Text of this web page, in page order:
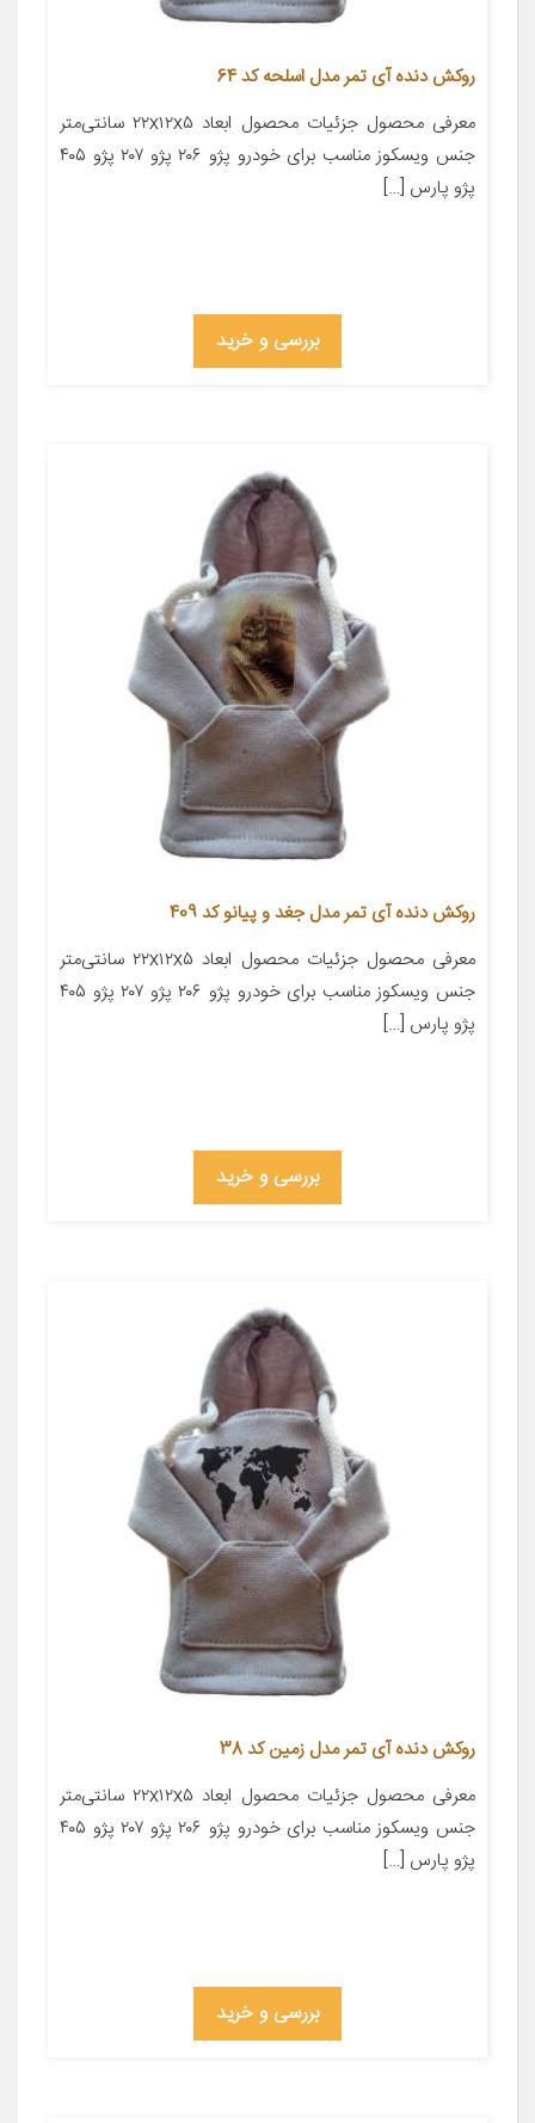
روکش دنده آی تمر مدل اسلحه کد 64
معرفی محصول جزئیات محصول ابعاد ۲۲x۱۲x۵ سانتی‌متر
جنس ویسکوز مناسب برای خودرو پژو ۲۰۶ پژو ۲۰۷ پژو ۴۰۵
پژو پارس […]
بررسی و خرید
روکش دنده آی تمر مدل جغد و پیانو کد 409
معرفی محصول جزئیات محصول ابعاد ۲۲x۱۲x۵ سانتی‌متر
جنس ویسکوز مناسب برای خودرو پژو ۲۰۶ پژو ۲۰۷ پژو ۴۰۵
پژو پارس […]
بررسی و خرید
روکش دنده آی تمر مدل زمین کد 38
معرفی محصول جزئیات محصول ابعاد ۲۲x۱۲x۵ سانتی‌متر
جنس ویسکوز مناسب برای خودرو پژو ۲۰۶ پژو ۲۰۷ پژو ۴۰۵
پژو پارس […]
بررسی و خرید